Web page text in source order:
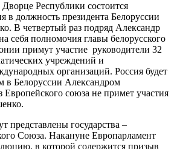
Республики состоится
в должность президента Белоруссии
В четвертый раз подряд Александр
себя полномочия главы белорусского
примут участие руководители 32
учреждений и
организаций. Россия будет
в Белоруссии Александром
союза не примет участия
представлены государства –
Союза. Накануне Европарламент
в которой содержится призыв